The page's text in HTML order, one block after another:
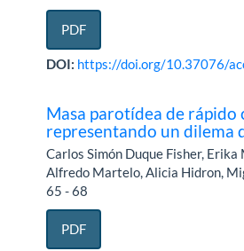
PDF
DOI: https://doi.org/10.37076/
Masa parotídea de rápido
representando un dilema
Carlos Simón Duque Fisher, Erika
Alfredo Martelo, Alicia Hidron,
65 - 68
PDF